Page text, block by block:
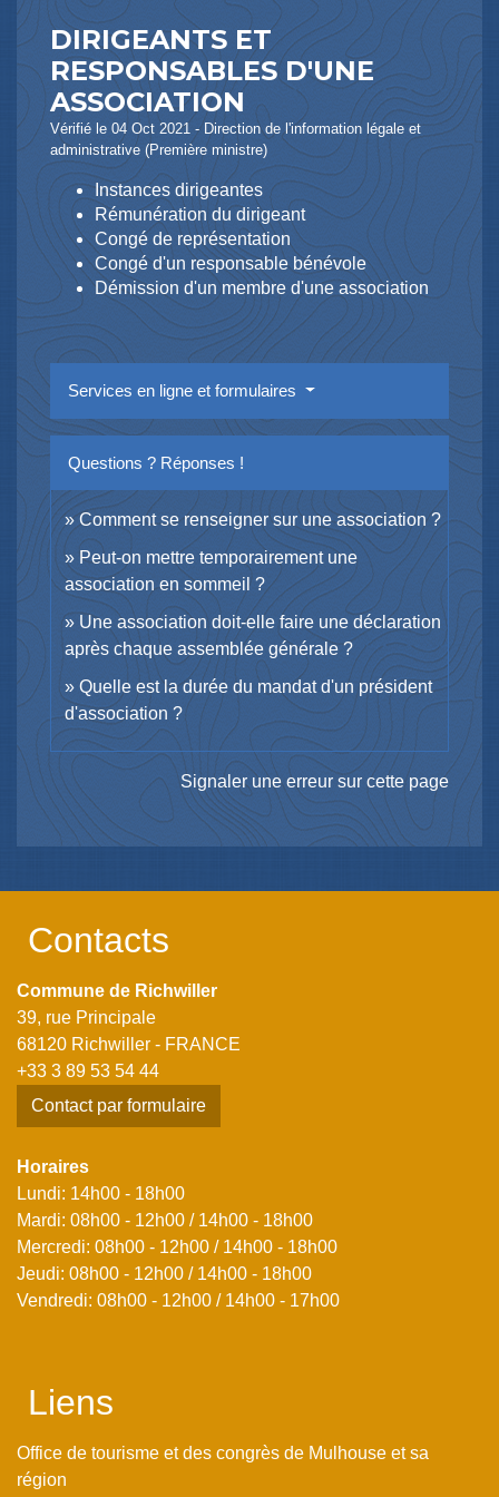
DIRIGEANTS ET
RESPONSABLES D'UNE
ASSOCIATION
Vérifié le 04 Oct 2021 - Direction de l'information légale et
administrative (Première ministre)
Instances dirigeantes
Rémunération du dirigeant
Congé de représentation
Congé d'un responsable bénévole
Démission d'un membre d'une association
Services en ligne et formulaires
Questions ? Réponses !
Comment se renseigner sur une association ?
Peut-on mettre temporairement une
association en sommeil ?
Une association doit-elle faire une déclaration
après chaque assemblée générale ?
Quelle est la durée du mandat d'un président
d'association ?
Signaler une erreur sur cette page
Contacts
Commune de Richwiller
39, rue Principale
68120 Richwiller - FRANCE
+33 3 89 53 54 44
Contact par formulaire
Horaires
Lundi: 14h00 - 18h00
Mardi: 08h00 - 12h00 / 14h00 - 18h00
Mercredi: 08h00 - 12h00 / 14h00 - 18h00
Jeudi: 08h00 - 12h00 / 14h00 - 18h00
Vendredi: 08h00 - 12h00 / 14h00 - 17h00
Liens
Office de tourisme et des congrès de Mulhouse et sa
région